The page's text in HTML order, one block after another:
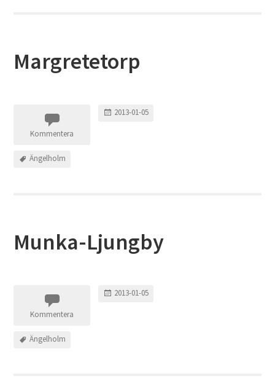
Margretetorp
Kommentera
2013-01-05
Ängelholm
Munka-Ljungby
Kommentera
2013-01-05
Ängelholm